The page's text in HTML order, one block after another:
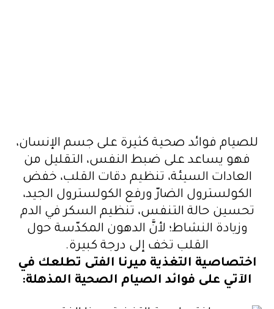
للصيام فوائد صحية كثيرة على جسم الإنسان،
فهو يساعد على ضبط النفس، التقليل من
العادات السيئة، تنظيم دقات القلب، خفض
الكولسترول الضارّ ورفع الكولسترول الجيد،
تحسين حالة التنفس، تنظيم السكر في الدم
وزيادة النشاط؛ لأنَّ الدهون المكدّسة حول
القلب تخف إلى درجة كبيرة.
اختصاصية التغذية ميرنا الفتى تطلعك في
الآتي على فوائد الصيام الصحية المذهلة: